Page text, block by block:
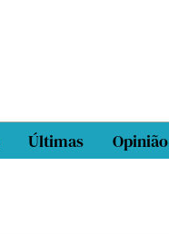
Últimas Opinião